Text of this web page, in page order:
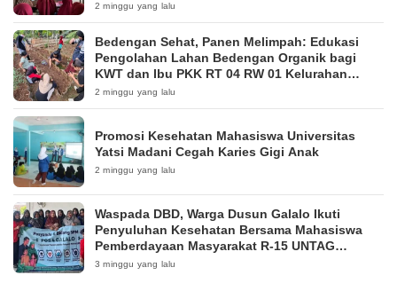
2 minggu yang lalu
Bedengan Sehat, Panen Melimpah: Edukasi
Pengolahan Lahan Bedengan Organik bagi
KWT dan Ibu PKK RT 04 RW 01 Kelurahan
Pakintelan
2 minggu yang lalu
Promosi Kesehatan Mahasiswa Universitas
Yatsi Madani Cegah Karies Gigi Anak
2 minggu yang lalu
Waspada DBD, Warga Dusun Galalo Ikuti
Penyuluhan Kesehatan Bersama Mahasiswa
Pemberdayaan Masyarakat R-15 UNTAG
Surabaya 2026
3 minggu yang lalu